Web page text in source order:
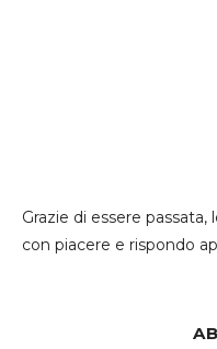
Grazie di essere
con piacere e rispondo